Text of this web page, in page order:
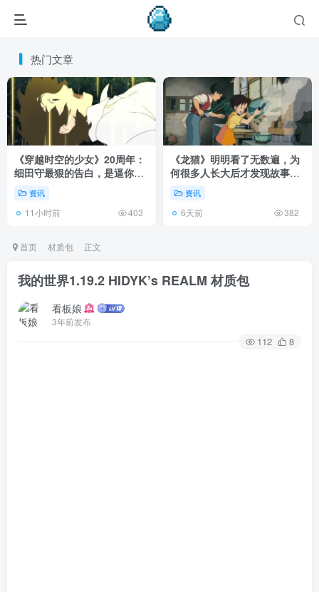
热门文章
《穿越时空的少女》20周年：
细田守最狠的告白，是逼你承
认有些夏天回不去了！
资讯
11小时前 403
《龙猫》明明看了无数遍，为
何很多人长大后才发现故事根
本不在 1988 年！
资讯
6天前 382
首页 材质包 正文
我的世界1.19.2 HIDYK’s REALM 材质包
看板娘
3年前发布
112 8